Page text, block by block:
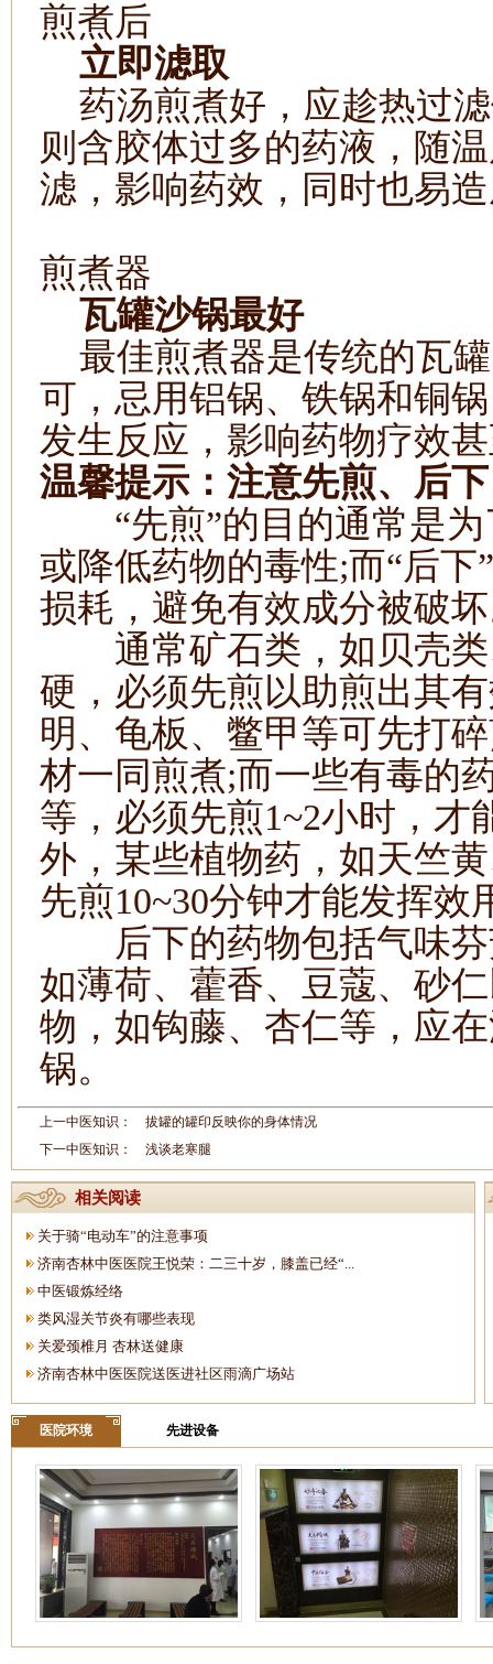
煎煮后
立即滤取
药汤煎煮好，应趁热过
则含胶体过多的药液，随
滤，影响药效，同时也易
煎煮器
瓦罐沙锅最好
最佳煎煮器是传统的瓦
可，忌用铝锅、铁锅和铜
发生反应，影响药物疗效
温馨提示：注意先煎、后下
“先煎”的目的通常是为
或降低药物的毒性;而“后下
损耗，避免有效成分被破
通常矿石类，如贝壳类
硬，必须先煎以助煎出其
明、龟板、鳖甲等可先打
材一同煎煮;而一些有毒的
等，必须先煎1~2小时，才
外，某些植物药，如天竺
先煎10~30分钟才能发挥效
后下的药物包括气味芬
如薄荷、藿香、豆蔻、砂
物，如钩藤、杏仁等，应
锅。
上一中医知识： 拔罐的罐印反映你的身体情况
下一中医知识： 浅谈老寒腿
相关阅读
关于骑“电动车”的注意事项
济南杏林中医医院王悦荣：二三十岁，膝盖已经“...
中医锻炼经络
类风湿关节炎有哪些表现
关爱颈椎月 杏林送健康
济南杏林中医医院送医进社区雨滴广场站
医院环境 先进设备